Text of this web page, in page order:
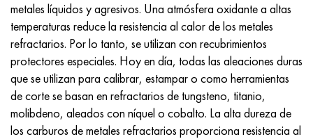
metales líquidos y agresivos. Una atmósfera oxidante a altas
temperaturas reduce la resistencia al calor de los metales
refractarios. Por lo tanto, se utilizan con recubrimientos
protectores especiales. Hoy en día, todas las aleaciones duras
que se utilizan para calibrar, estampar o como herramientas
de corte se basan en refractarios de tungsteno, titanio,
molibdeno, aleados con níquel o cobalto. La alta dureza de
los carburos de metales refractarios proporciona resistencia al
Hastelloy C2000
Hastelloy 3
Hastelloy x
udimet 500
45X, 45h, 1.7035
45HN2MFA, k2425, 45hnmf
A40G, 44smn28, 1.0762, 46s20